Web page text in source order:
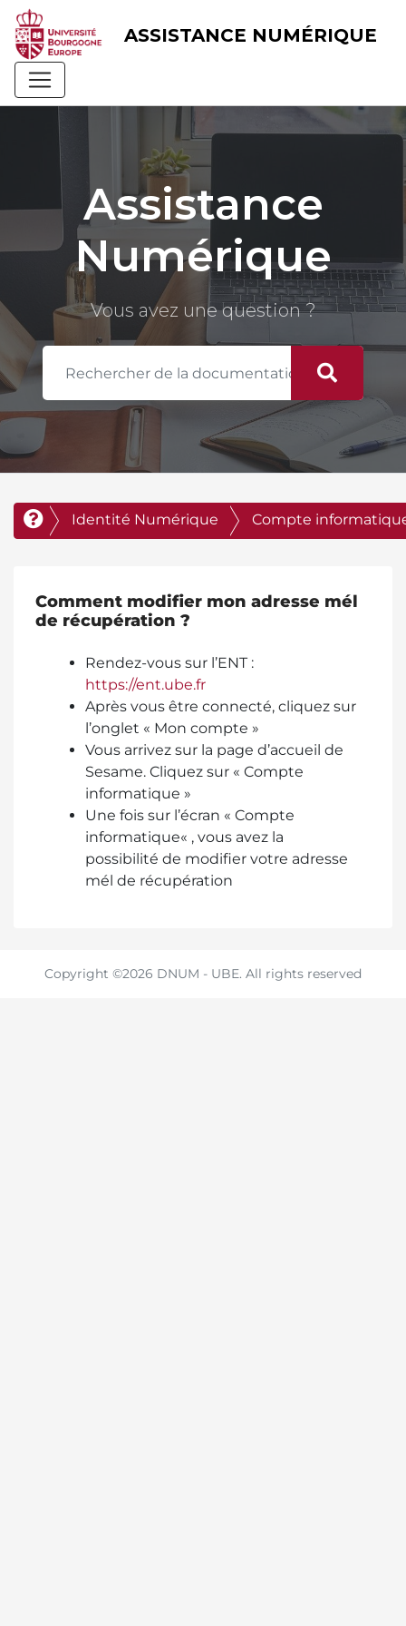
Skip
content
ASSISTANCE NUMÉRIQUE
Assistance
Numérique
Vous avez une question ?
Identité Numérique Compte
Comment modifier mon adresse mél
de récupération ?
Rendez-vous sur l’ENT :
https://ent.ube.fr
Après vous être connecté, cliquez sur
l’onglet « Mon compte »
Vous arrivez sur la page d’accueil de
Sesame. Cliquez sur « Compte
informatique »
Une fois sur l’écran « Compte
informatique« , vous avez la
possibilité de modifier votre adresse
mél de récupération
Copyright ©2026 DNUM - UBE. All rights reserved